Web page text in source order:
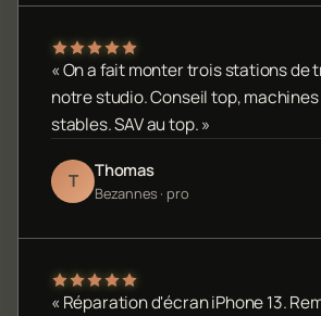
« On a fait monter trois stations de
notre studio. Conseil top,
stables. SAV au top. »
T Thomas
Bezannes · pro
« Réparation d'écran iPhone 13.